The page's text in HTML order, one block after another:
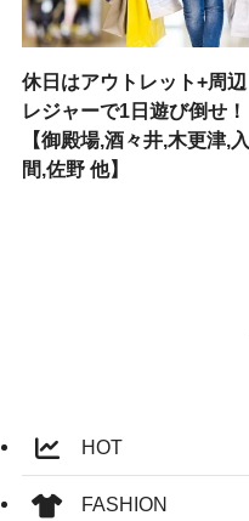
休日はアウトレット+周辺
レジャーで1日遊び倒せ！
【御殿場,酒々井,木更津,入
間,佐野 他】
HOT
FASHION